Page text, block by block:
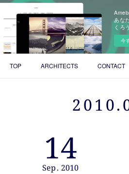
あな
くろう
今
TOP ARCHITECTS CONTACT
2010.
14
Sep 2010